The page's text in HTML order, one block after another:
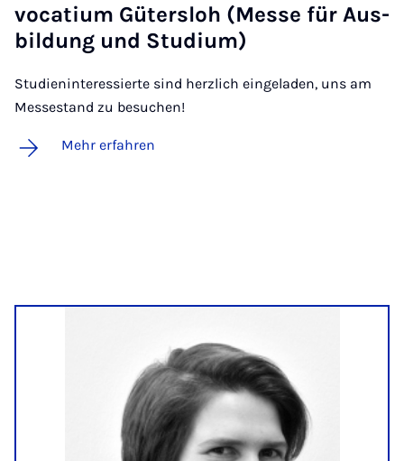
vo­ca­ti­um Gü­ters­loh (Mes­se für Aus­
bil­dung und Stu­di­um)
Studieninteressierte sind herzlich eingeladen, uns am
Messestand zu besuchen!
Mehr erfahren